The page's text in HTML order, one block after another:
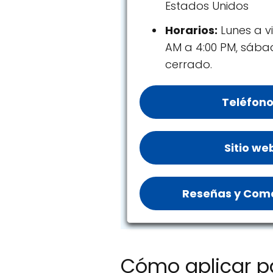
Estados Unidos
Horarios: Lunes a
AM a 4:00 PM,
cerrado.
Sitio
Reseñas y
Cómo aplicar